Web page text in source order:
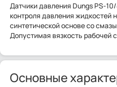
Датчики давления Dungs PS-
контроля давления жидкостей
синтетической основе со
Допустимая вязкость рабочей
Основные